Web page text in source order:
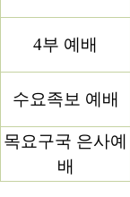
4부 예배
수요족보 예배
목요구국 은사예
배